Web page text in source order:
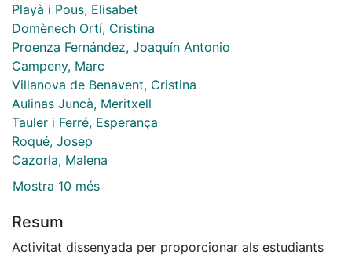
Playà i Pous, Elisabet
Domènech Ortí, Cristina
Proenza Fernández, Joaquín Antonio
Campeny, Marc
Villanova de Benavent, Cristina
Aulinas Juncà, Meritxell
Tauler i Ferré, Esperança
Roqué, Josep
Cazorla, Malena
Mostra 10 més
Resum
Activitat dissenyada per proporcionar als estudiants